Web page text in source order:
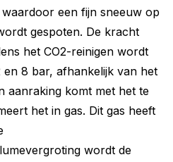
een fijn sneeuw op
gespoten. De kracht
het CO2-reinigen wordt
en 8 bar, afhankelijk van het
aanraking komt met het te
het in gas. Dit gas heeft
wordt de